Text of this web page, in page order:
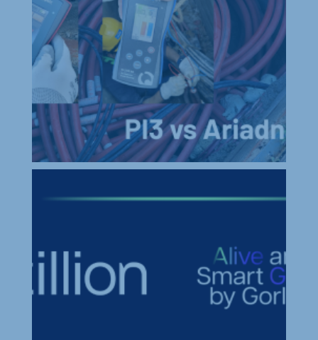
CI vs. PI-3 pour l’identification des câbles
Chez Merytronic, nous proposons deux dispositifs
totalement fiables pour l’identification des phases et
des câbles...